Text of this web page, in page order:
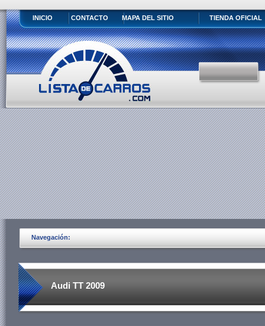
INICIO CONTACTO MAPA DEL SITIO TIENDA OFICIAL
Navegación:
Audi TT 2009